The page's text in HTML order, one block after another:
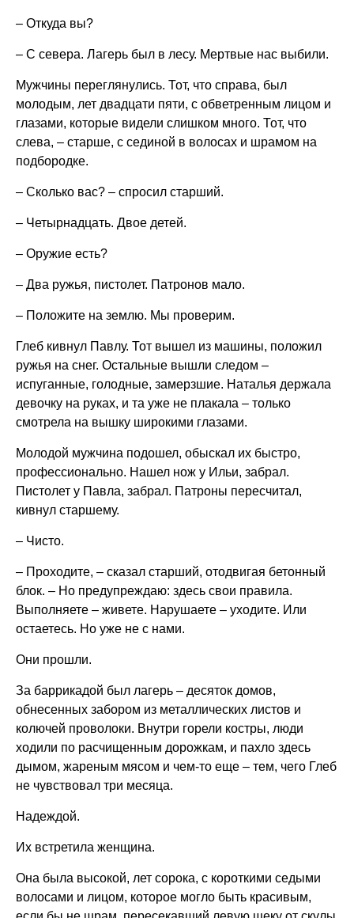
– Откуда вы?
– С севера. Лагерь был в лесу. Мертвые нас выбили.
Мужчины переглянулись. Тот, что справа, был
молодым, лет двадцати пяти, с обветренным лицом и
глазами, которые видели слишком много. Тот, что
слева, – старше, с сединой в волосах и шрамом на
подбородке.
– Сколько вас? – спросил старший.
– Четырнадцать. Двое детей.
– Оружие есть?
– Два ружья, пистолет. Патронов мало.
– Положите на землю. Мы проверим.
Глеб кивнул Павлу. Тот вышел из машины, положил
ружья на снег. Остальные вышли следом –
испуганные, голодные, замерзшие. Наталья держала
девочку на руках, и та уже не плакала – только
смотрела на вышку широкими глазами.
Молодой мужчина подошел, обыскал их быстро,
профессионально. Нашел нож у Ильи, забрал.
Пистолет у Павла, забрал. Патроны пересчитал,
кивнул старшему.
– Чисто.
– Проходите, – сказал старший, отодвигая бетонный
блок. – Но предупреждаю: здесь свои правила.
Выполняете – живете. Нарушаете – уходите. Или
остаетесь. Но уже не с нами.
Они прошли.
За баррикадой был лагерь – десяток домов,
обнесенных забором из металлических листов и
колючей проволоки. Внутри горели костры, люди
ходили по расчищенным дорожкам, и пахло здесь
дымом, жареным мясом и чем-то еще – тем, чего Глеб
не чувствовал три месяца.
Надеждой.
Их встретила женщина.
Она была высокой, лет сорока, с короткими седыми
волосами и лицом, которое могло быть красивым,